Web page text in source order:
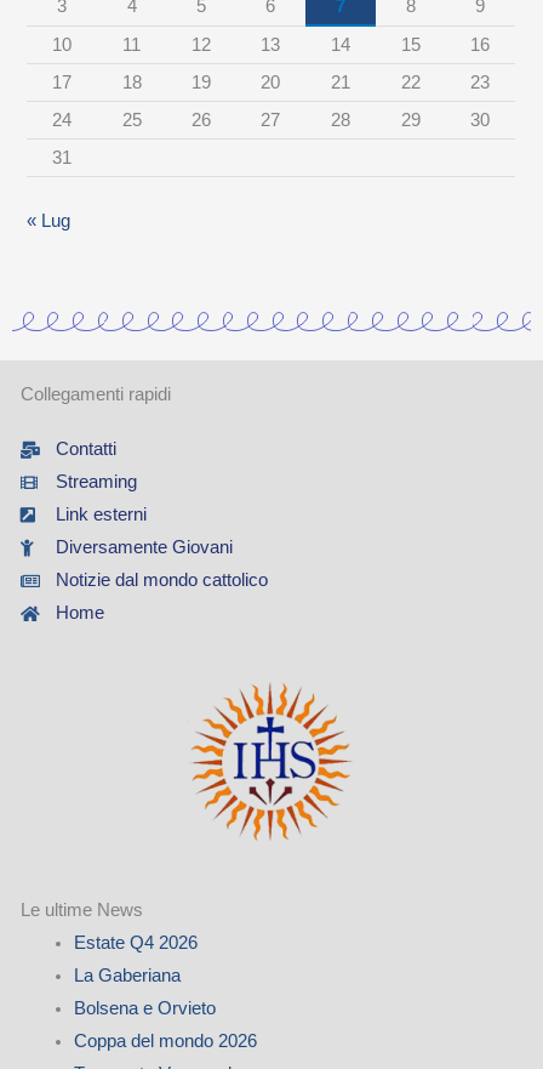
i
3
4 5 6 7 8
9
10
11 12 13 14 15
16
17
18 19 20 21 22
23
24
25 26 27 28 29
30
31
« Lug
Collegamenti rapidi
Contatti
Streaming
Link esterni
Diversamente Giovani
Notizie dal mondo cattolico
Home
Le ultime News
Estate Q4 2026
La Gaberiana
Bolsena e Orvieto
Coppa del mondo 2026